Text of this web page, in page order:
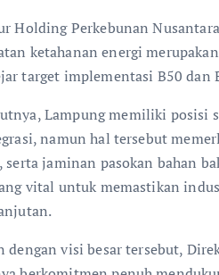
Holding Perkebunan
ketahanan energi
target implementasi B50 dan
Lampung memiliki posisi
namun hal tersebut
serta jaminan pasokan bahan
vital untuk memastikan
dengan visi besar tersebut,